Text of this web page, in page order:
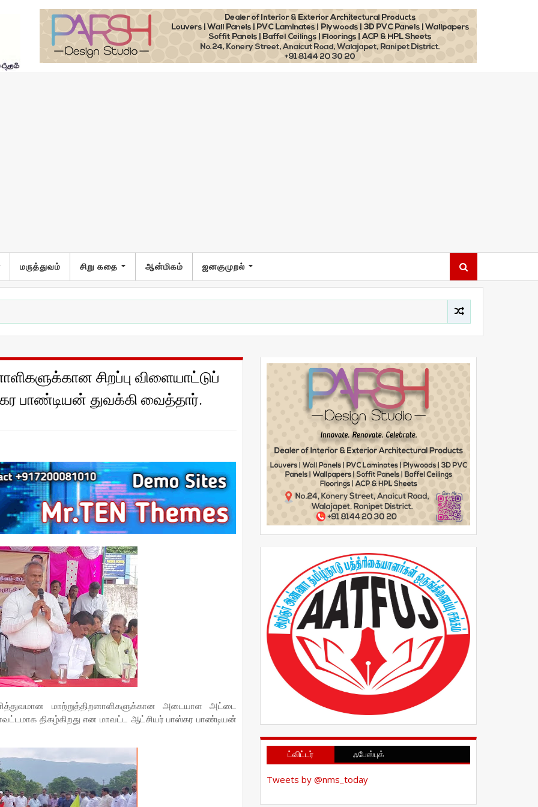
மருத்துவம் சிறு கதை ஆன்மிகம் ஜனகுமுறல்
சிறப்பு விளையாட்டுப்
பாண்டியன் துவக்கி வைத்தார்.
மாற்றுத்திறனாளிகளுக்கான அடையாள அட்டை
திகழ்கிறது என மாவட்ட ஆட்சியர் பாஸ்கர பாண்டியன்
ட்விட்டர் ஃபேஸ்புக்
Tweets by @nms_today